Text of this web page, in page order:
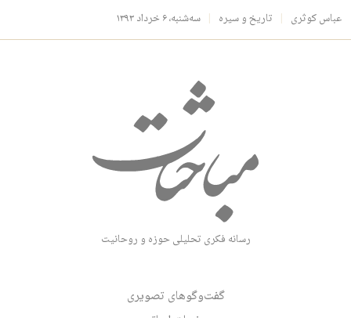
عباس کوثری تاریخ و سیره سه‌شنبه، ۶ خرداد ۱۳۹۳
رسانه فکری تحلیلی حوزه و روحانیت
گفت‌وگوهای تصویری